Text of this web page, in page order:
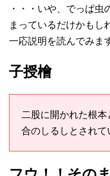
・・・いや、でっぱ虫
まっているだけかもし
一応説明を読んでみま
子授檜
二股に開かれた根
合のしるしとされて